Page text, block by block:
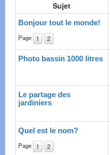
Sujet
Bonjour tout le monde!
Page 1 2
Photo bassin 1000 litres
Le partage des
jardiniers
Quel est le nom?
Page 1 2